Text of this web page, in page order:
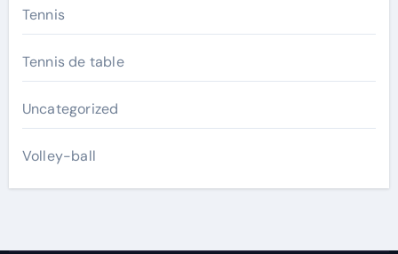
Tennis
Tennis de table
Uncategorized
Volley-ball